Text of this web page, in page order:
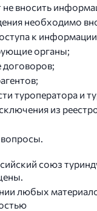
вносить
необходимо
к
органы;
договоров;
туроператора и
из
союз
любых